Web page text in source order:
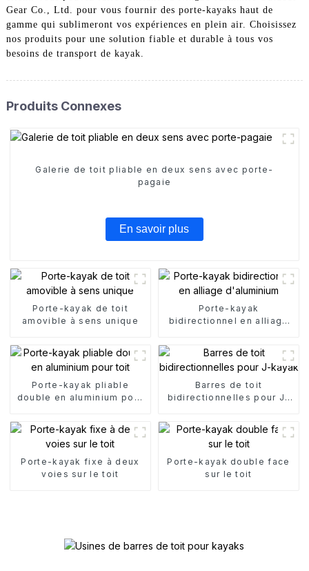
Gear Co., Ltd. pour vous fournir des porte-kayaks haut de
gamme qui sublimeront vos expériences en plein air. Choisissez
nos produits pour une solution fiable et durable à tous vos
besoins de transport de kayak.
Produits Connexes
Galerie de toit pliable en deux sens avec porte-
pagaie
En savoir plus
Porte-kayak de toit
amovible à sens unique
Porte-kayak
bidirectionnel en alliage
Porte-kayak pliable
double en aluminium pour
Barres de toit
bidirectionnelles pour J-
Porte-kayak fixe à deux
voies sur le toit
Porte-kayak double face
sur le toit